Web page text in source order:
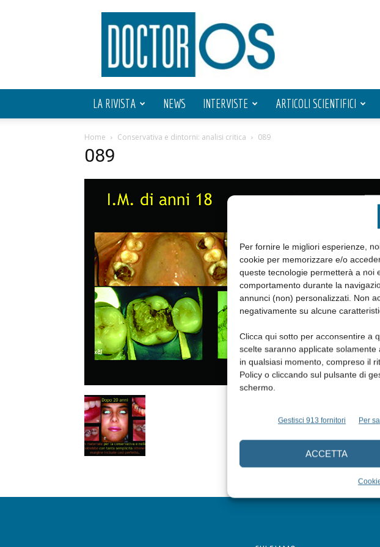
Per fornire le migliori esperienze,
cookie per memorizzare e/o
queste tecnologie permetterà a noi
comportamento durante la
annunci (non) personalizzati. Non
negativamente su alcune
Clicca qui sotto per acconsentire a
scelte saranno applicate
in qualsiasi momento, compreso il
Policy o cliccando sul pulsante di
schermo.
Gestisci 913 fornitori Per
ACCETTA
Doctor
OS
LA RIVISTA NEWS INTERVISTE ARTICOLI SCIENTIFICI
Home Conservativa e dintorni: analisi critica 089
089